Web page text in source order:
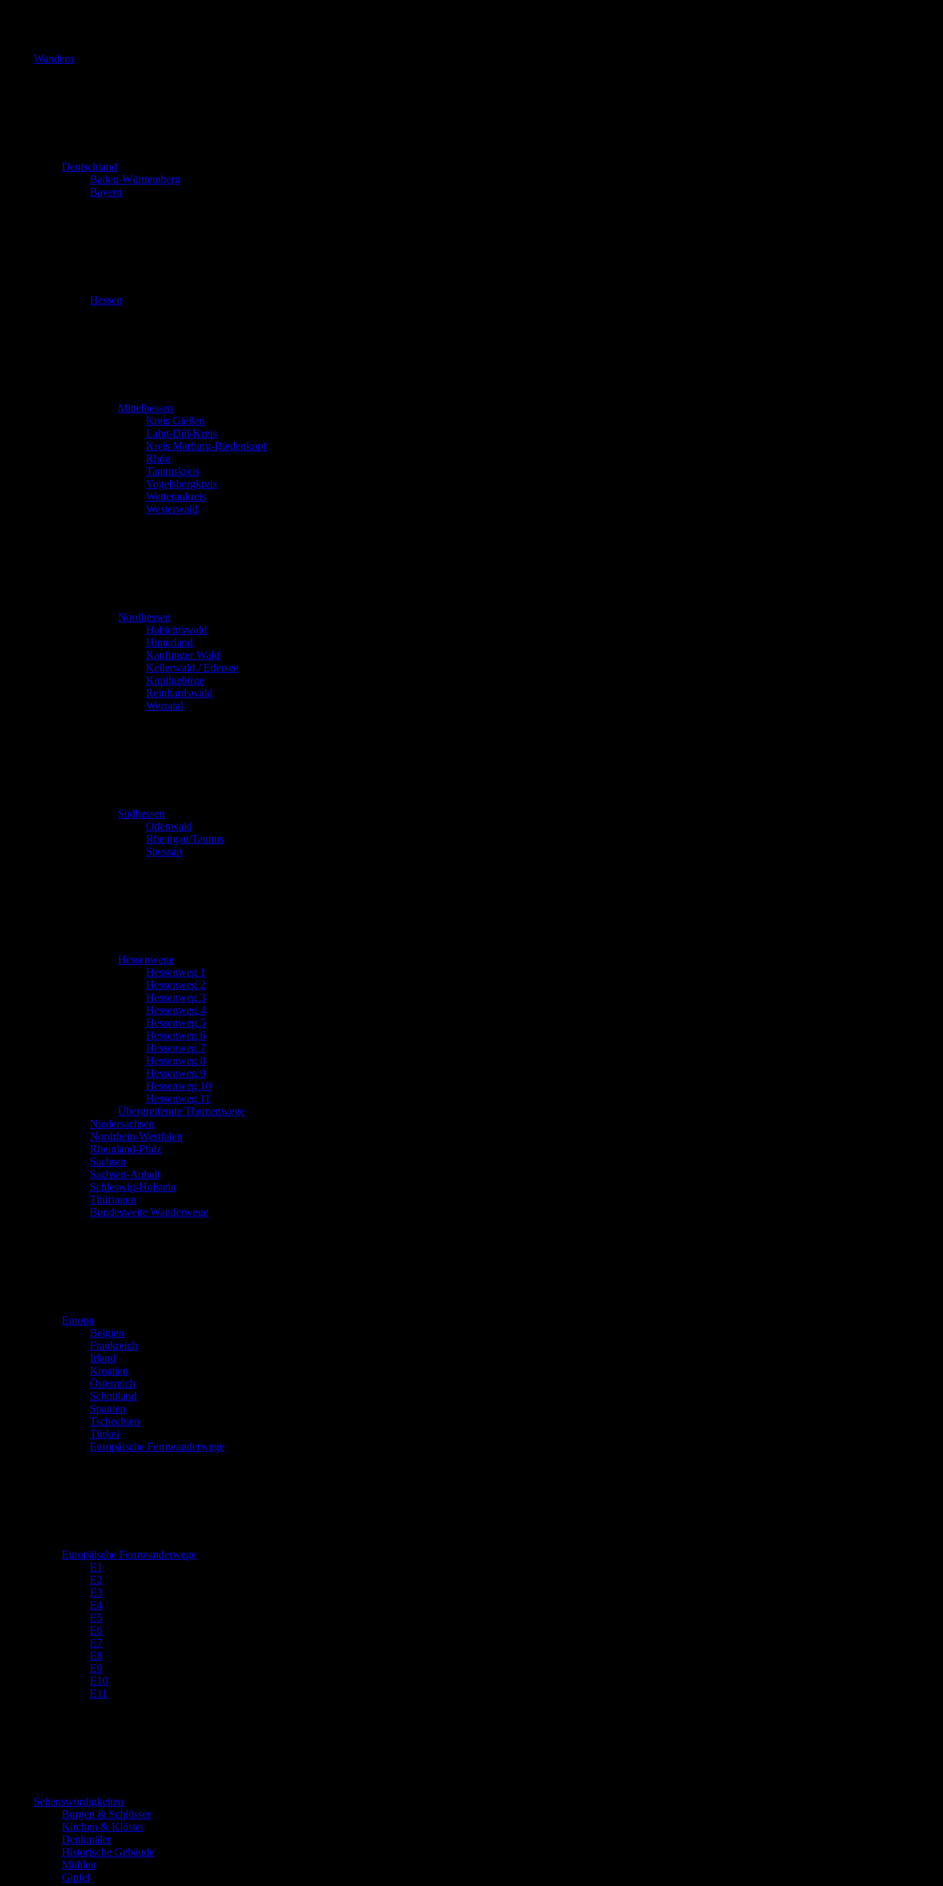
Wandern
Deutschland
Baden-Württemberg
Bayern
Hessen
Mittelhessen
Kreis Gießen
Lahn-Dill-Kreis
Kreis Marburg-Biedenkopf
Rhön
Taunuskreis
Vogelsbergkreis
Wetteraukreis
Westerwald
Nordhessen
Habichtswald
Hinterland
Kaufunger Wald
Kellerwald / Edersee
Knüllgebirge
Reinhardswald
Werratal
Südhessen
Odenwald
Rheingau/Taunus
Spessart
Hessenwege
Hessenweg 1
Hessenweg 2
Hessenweg 3
Hessenweg 4
Hessenweg 5
Hessenweg 6
Hessenweg 7
Hessenweg 8
Hessenweg 9
Hessenweg 10
Hessenweg 11
Übergreifende Themenwege
Niedersachsen
Nordrhein-Westfalen
Rheinland-Pfalz
Sachsen
Sachsen-Anhalt
Schleswig-Holstein
Thüringen
Bundesweite Wanderwege
Europa
Belgien
Frankreich
Irland
Kroatien
Österreich
Schottland
Spanien
Tschechien
Türkei
Europäische Fernwanderwege
Europäische Fernwanderwege
E1
E2
E3
E4
E5
E6
E7
E8
E9
E10
E11
Sehenswürdigkeiten
Burgen & Schlösser
Kirchen & Klöster
Denkmäler
Historische Gebäude
Mühlen
Gipfel